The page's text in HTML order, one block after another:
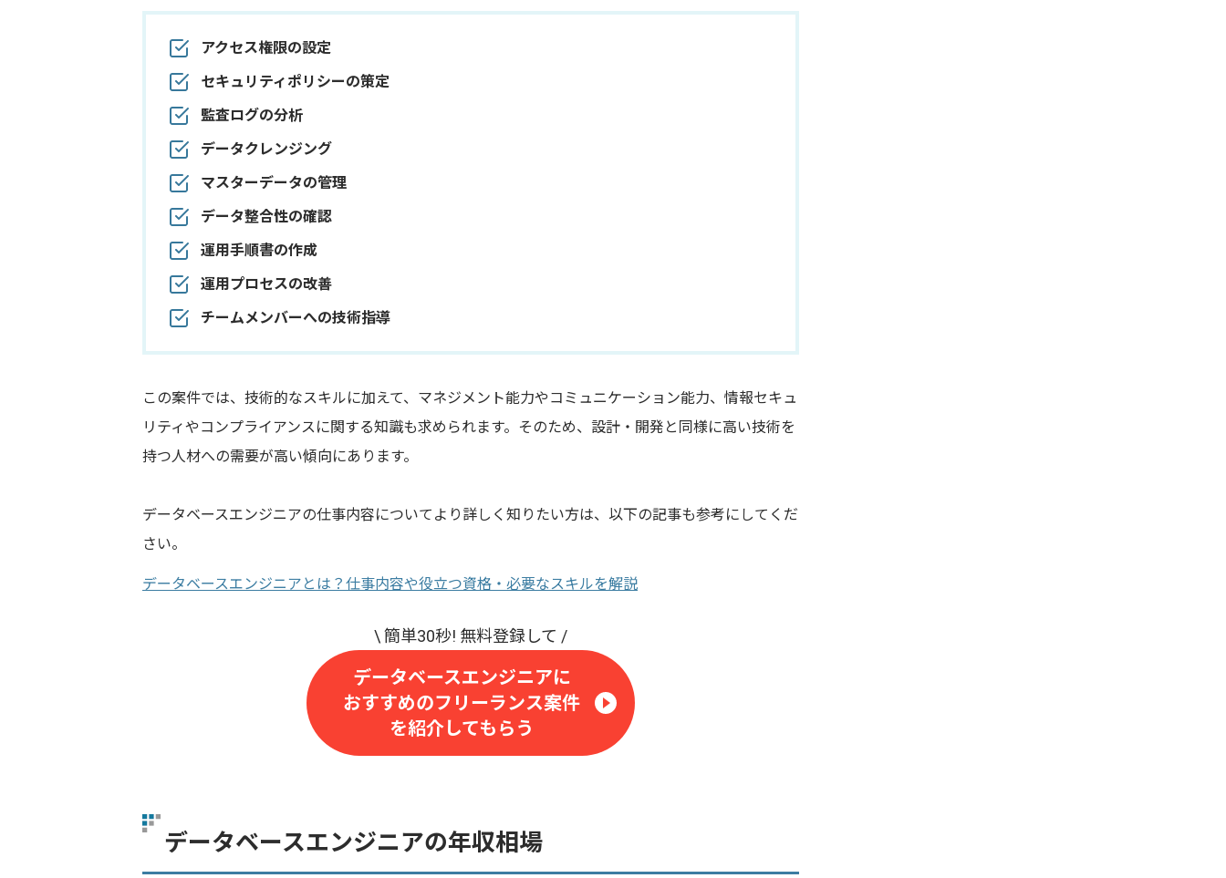
アクセス権限の設定
セキュリティポリシーの策定
監査ログの分析
データクレンジング
マスターデータの管理
データ整合性の確認
運用手順書の作成
運用プロセスの改善
チームメンバーへの技術指導
この案件では、技術的なスキルに加えて、マネジメント能力やコミュニケーション能力、情報セキュ
リティやコンプライアンスに関する知識も求められます。そのため、設計・開発と同様に高い技術を
持つ人材への需要が高い傾向にあります。
データベースエンジニアの仕事内容についてより詳しく知りたい方は、以下の記事も参考にしてくだ
さい。
データベースエンジニアとは？仕事内容や役立つ資格・必要なスキルを解説
データベースエンジニアに
おすすめのフリーランス案件
を紹介してもらう
データベースエンジニアの年収相場